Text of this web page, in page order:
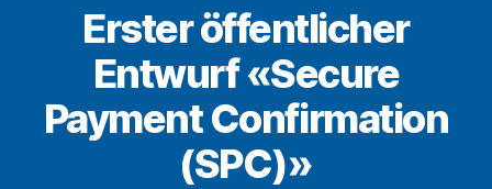
Erster öffentlicher
Entwurf «Secure
Payment Confirmation
(SPC)»